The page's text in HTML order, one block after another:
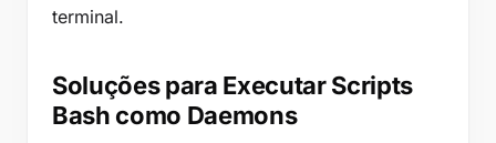
terminal.
Soluções para Executar Scripts
Bash como Daemons